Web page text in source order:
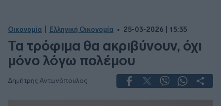
Οικονομία Ελληνική Οικονομία 25-03-2026 | 15:35
Τα τρόφιμα θα ακριβύνουν, όχι
μόνο λόγω πολέμου
Δημήτρης Αντωνόπουλος